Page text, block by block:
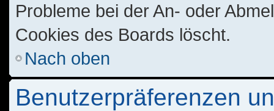
Probleme bei der An- oder
Cookies des Boards löscht.
Nach oben
Benutzerpräferenzen